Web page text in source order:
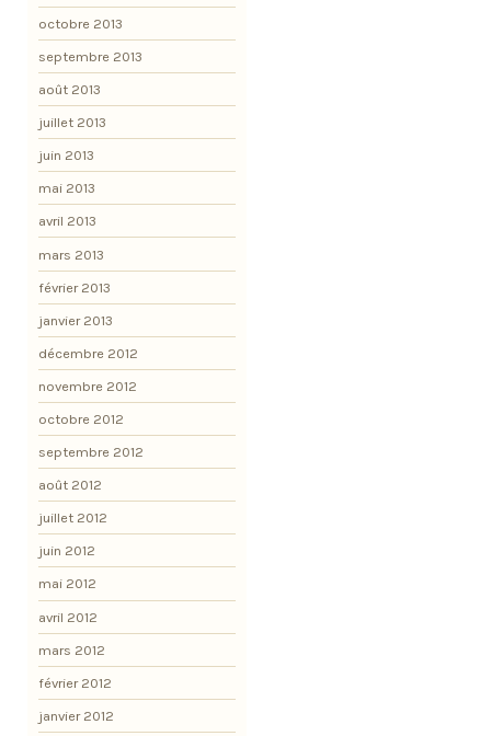
octobre 2013
septembre 2013
août 2013
juillet 2013
juin 2013
mai 2013
avril 2013
mars 2013
février 2013
janvier 2013
décembre 2012
novembre 2012
octobre 2012
septembre 2012
août 2012
juillet 2012
juin 2012
mai 2012
avril 2012
mars 2012
février 2012
janvier 2012